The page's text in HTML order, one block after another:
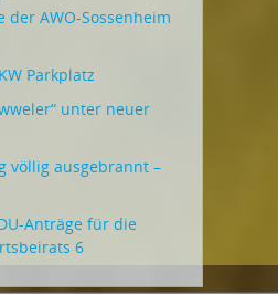
AWO-Sossenheim
Parkplatz
unter neuer
völlig ausgebrannt –
Anträge für die
6